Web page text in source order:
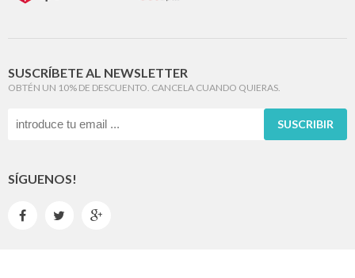
SUSCRÍBETE AL NEWSLETTER
OBTÉN UN 10% DE DESCUENTO. CANCELA CUANDO QUIERAS.
SUSCRIBIR
SÍGUENOS!
  